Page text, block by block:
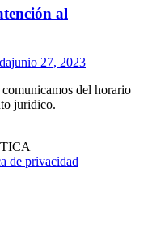
al
junio 27, 2023
del horario
juridico.
de privacidad